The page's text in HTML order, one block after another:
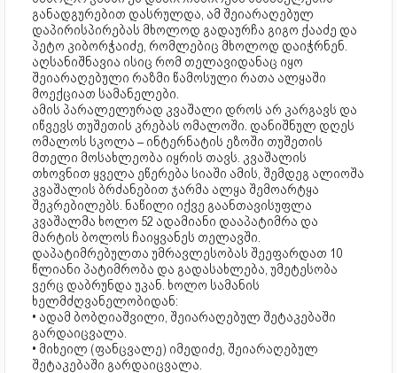
განადგურებით დასრულდა, ამ შეიარაღებულ
დაპირისპირებას მხოლოდ გადაურჩა გიგო ქააძე და
პეტო კიბორჭაიძე, რომლებიც მხოლოდ დაიჭრნენ.
აღსანიშნავია ისიც რომ თელავიდანაც იყო
შეიარაღებული რაზმი წამოსული რათა ალყაში
მოექციათ სამანელები.
ამის პარალელურად კვაშალი დროს არ კარგავს და
იწვევს თუშეთის კრებას ომალოში. დანიშნულ დღეს
ომალოს სკოლა – ინტერნატის ეზოში თუშეთის
მთელი მოსახლეობა იყრის თავს. კვაშალის
თხოვნით ყველა ეწერება სიაში ამის, შემდეგ ალიოშა
კვაშალის ბრძანებით ჯარმა ალყა შემოარტყა
შეკრებილებს. ნაწილი იქვე გაანთავისუფლა
კვაშალმა ხოლო 52 ადამიანი დააპატიმრა და
მარტის ბოლოს ჩაიყვანეს თელავში.
დაპატიმრებულთა უმრავლესობას შეეფარდათ 10
წლიანი პატიმრობა და გადასახლება, უმეტესობა
ვერც დაბრუნდა უკან. ხოლო სამანის
ხელმძღვანელობიდან:
• ადამ ბობღიაშვილი, შეიარაღებულ შეტაკებაში
გარდაიცვალა.
• მიხეილ (ფანცვალე) იმედიძე, შეიარაღებულ
შეტაკებაში გარდაიცვალა.